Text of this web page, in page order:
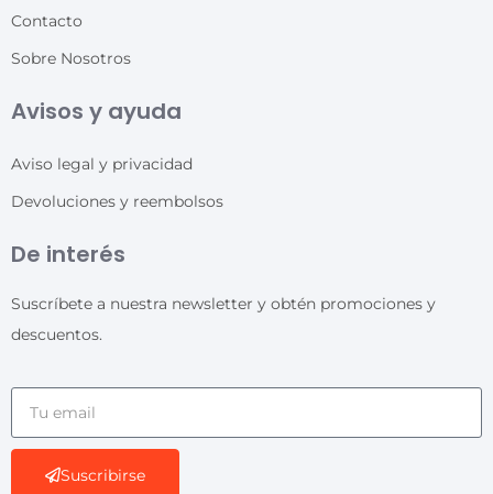
Contacto
Sobre Nosotros
Avisos y ayuda
Aviso legal y privacidad
Devoluciones y reembolsos
De interés
Suscríbete a nuestra newsletter y obtén promociones y
descuentos.
Suscribirse